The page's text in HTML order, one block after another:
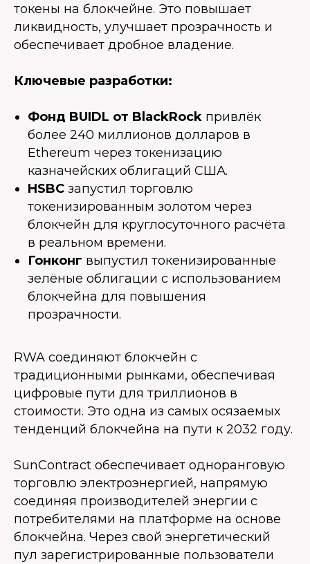
токены на блокчейне. Это повышает
ликвидность, улучшает прозрачность и
обеспечивает дробное владение.
Ключевые разработки:
Фонд BUIDL от BlackRock привлёк
более 240 миллионов долларов в
Ethereum через токенизацию
казначейских облигаций США.
HSBC запустил торговлю
токенизированным золотом через
блокчейн для круглосуточного расчёта
в реальном времени.
Гонконг выпустил токенизированные
зелёные облигации с использованием
блокчейна для повышения
прозрачности.
RWA соединяют блокчейн с
традиционными рынками, обеспечивая
цифровые пути для триллионов в
стоимости. Это одна из самых осязаемых
тенденций блокчейна на пути к 2032 году.
SunContract обеспечивает одноранговую
торговлю электроэнергией, напрямую
соединяя производителей энергии с
потребителями на платформе на основе
блокчейна. Через свой энергетический
пул зарегистрированные пользователи